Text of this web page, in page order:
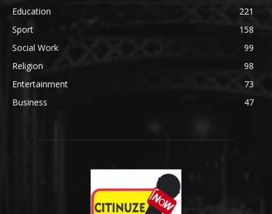
Education
221
Sport
158
Social Work
99
Religion
98
Entertainment
73
Business
47